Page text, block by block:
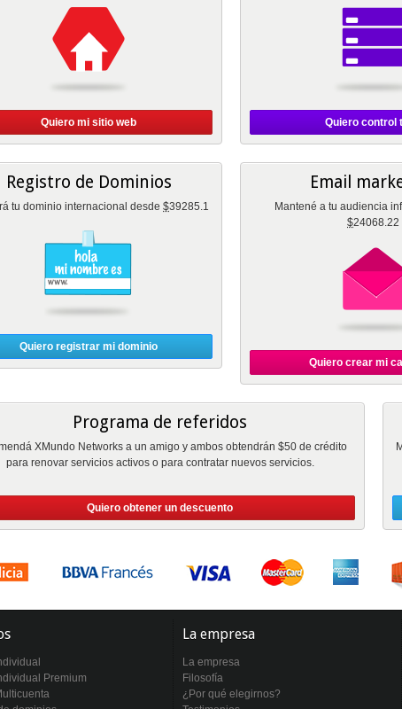
Quiero mi sitio web Quiero control
Registro de Dominios
tu dominio internacional desde$39285.1
Quiero registrar mi dominio
Email
Mantené a tu audiencia
$24068.22
Quiero crear mi
Programa de referidos
XMundo Networks a un amigo y ambos obtendrán $50 de crédito
para renovar servicios activos o para contratar nuevos servicios.
Quiero obtener un descuento
Premium
La empresa
La empresa
Filosofía
¿Por qué elegirnos?